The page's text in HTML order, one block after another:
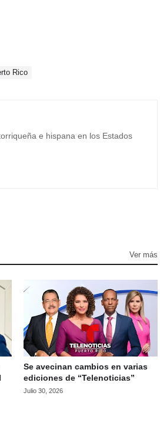
Rico
e hispana en los Estados
Ver más
Se avecinan cambios en varias
ediciones de “Telenoticias”
Julio 30, 2026